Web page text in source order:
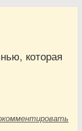
которая